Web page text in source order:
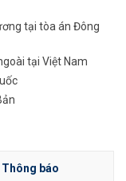
tại tòa án Đông
tại Việt Nam
Thông báo